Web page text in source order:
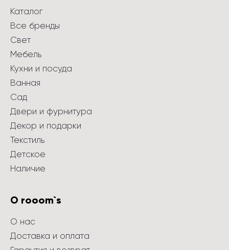
Каталог
Все бренды
Свет
Мебель
Кухни и посуда
Ванная
Сад
Двери и фурнитура
Декор и подарки
Текстиль
Детское
Наличие
О rooom`s
О нас
Доставка и оплата